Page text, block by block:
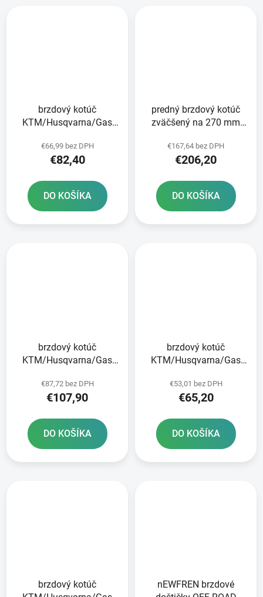
brzdový kotúč
KTM/Husqvarna/Gas
€66,99 bez DPH
€82,40
DO KOŠÍKA
predný brzdový kotúč
zväčšený na 270 mm
€167,64 bez DPH
€206,20
DO KOŠÍKA
brzdový kotúč
KTM/Husqvarna/Gas
€87,72 bez DPH
€107,90
DO KOŠÍKA
brzdový kotúč
KTM/Husqvarna/Gas
€53,01 bez DPH
€65,20
DO KOŠÍKA
brzdový kotúč
nEWFREN brzdové